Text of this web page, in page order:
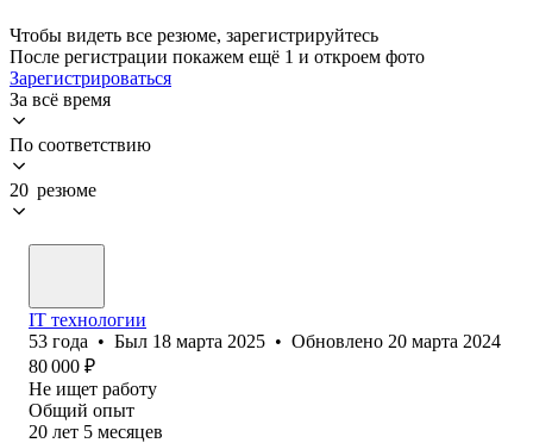
Чтобы видеть все резюме, зарегистрируйтесь
После регистрации покажем ещё 1 и откроем фото
Зарегистрироваться
За всё время
По соответствию
20 резюме
IT технологии
53 года • Был 18 марта 2025 • Обновлено 20 марта 2024
80 000 ₽
Не ищет работу
Общий опыт
20 лет 5 месяцев